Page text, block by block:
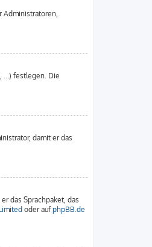
Administratoren,
...) festlegen. Die
damit er das
das Sprachpaket, das
oder auf phpBB.de